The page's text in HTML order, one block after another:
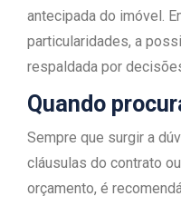
antecipada do imóvel.
particularidades, a
respaldada por
Quando
Sempre que surgir a
cláusulas do contrato
orçamento, é